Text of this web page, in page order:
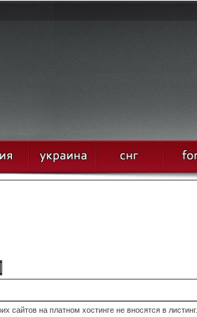
сайтов на платном хостинге не вносятся в листинг.